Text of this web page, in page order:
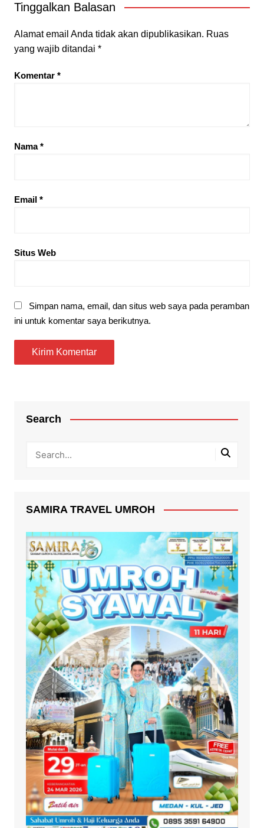
Tinggalkan Balasan
Alamat email Anda tidak akan dipublikasikan. Ruas
yang wajib ditandai *
Komentar *
Nama*
Email *
Situs Web
Simpan nama, email, dan situs web saya pada peramban
ini untuk komentar saya berikutnya.
Search
SAMIRA TRAVEL UMROH